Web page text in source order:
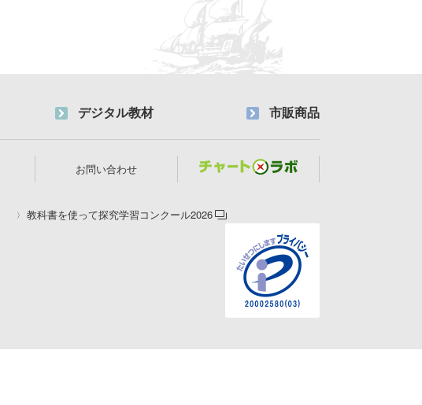
デジタル教材 市販商品
お問い合わせ
教科書を使って探究学習コンクール2026